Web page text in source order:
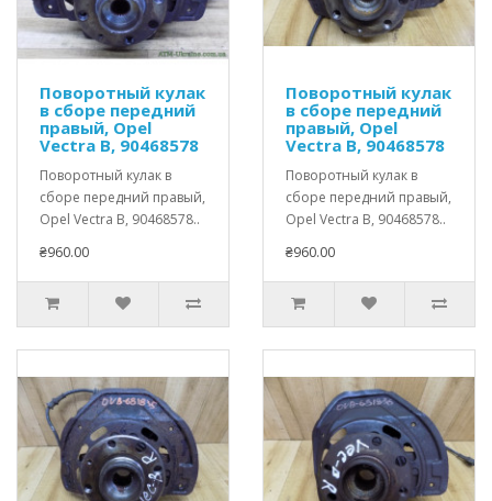
Поворотный кулак
в сборе передний
правый, Opel
Vectra B, 90468578
Поворотный кулак в
сборе передний правый,
Opel Vectra B, 90468578..
₴960.00
Поворотный кулак
в сборе передний
правый, Opel
Vectra B, 90468578
Поворотный кулак в
сборе передний правый,
Opel Vectra B, 90468578..
₴960.00